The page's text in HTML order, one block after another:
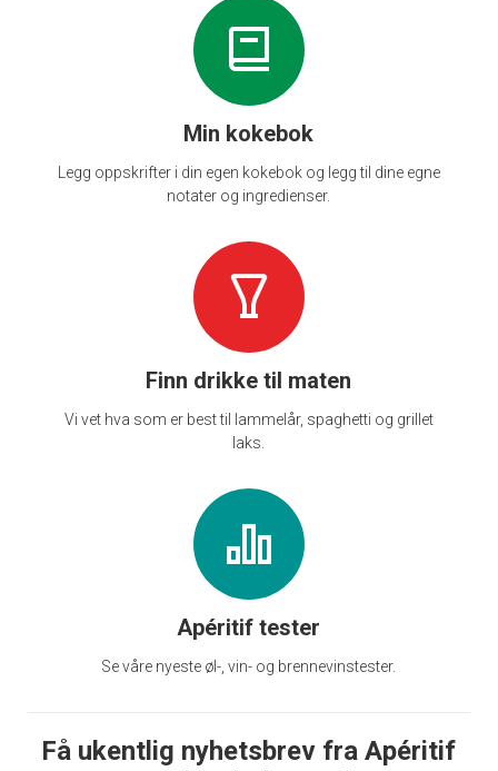
Min kokebok
Legg oppskrifter i din egen kokebok og legg til dine egne
notater og ingredienser.
Finn drikke til maten
Vi vet hva som er best til lammelår, spaghetti og grillet
laks.
Apéritif tester
Se våre nyeste øl-, vin- og brennevinstester.
Få ukentlig nyhetsbrev fra Apéritif